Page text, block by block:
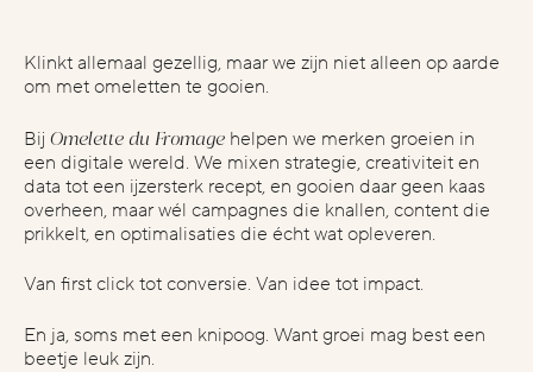
Klinkt allemaal gezellig, maar we zijn niet alleen op aarde
om met omeletten te gooien.
Bij Omelette du Fromage helpen we merken groeien in
een digitale wereld. We mixen strategie, creativiteit en
data tot een ijzersterk recept, en gooien daar geen kaas
overheen, maar wél campagnes die knallen, content die
prikkelt, en optimalisaties die écht wat opleveren.
Van first click tot conversie. Van idee tot impact.
En ja, soms met een knipoog. Want groei mag best een
beetje leuk zijn.